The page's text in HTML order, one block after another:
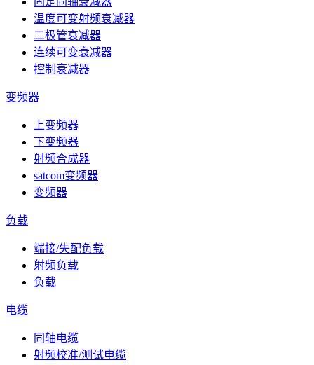
温度可变射频衰减器
二极管衰减器
连续可变衰减器
控制衰减器
变频器
上变频器
下变频器
射频合成器
satcom变频器
变频器
负载
端接/失配负载
射频负载
负载
电缆
同轴电缆
射频校准/测试电缆